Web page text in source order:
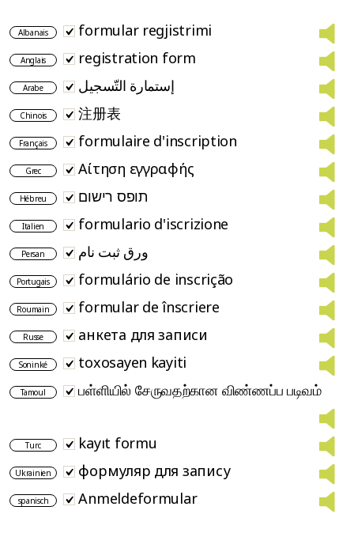
Albanais formular regjistrimi
Anglais registration form
Arabe إستمارة التّسجيل
Chinois 注册表
Français formulaire d'inscription
Grec Αίτηση εγγραφής
Hébreu תופס רישום
Italien formulario d'iscrizione
Persan ورق ثبت نام
Portugais formulário de inscrição
Roumain formular de înscriere
Russe анкета для записи
Soninké toxosayen kayiti
Tamoul பள்ளியில் சேருவதற்கான விண்ணப்ப படிவம்
Turc kayıt formu
Ukrainien формуляр для запису
spanisch Anmeldeformular